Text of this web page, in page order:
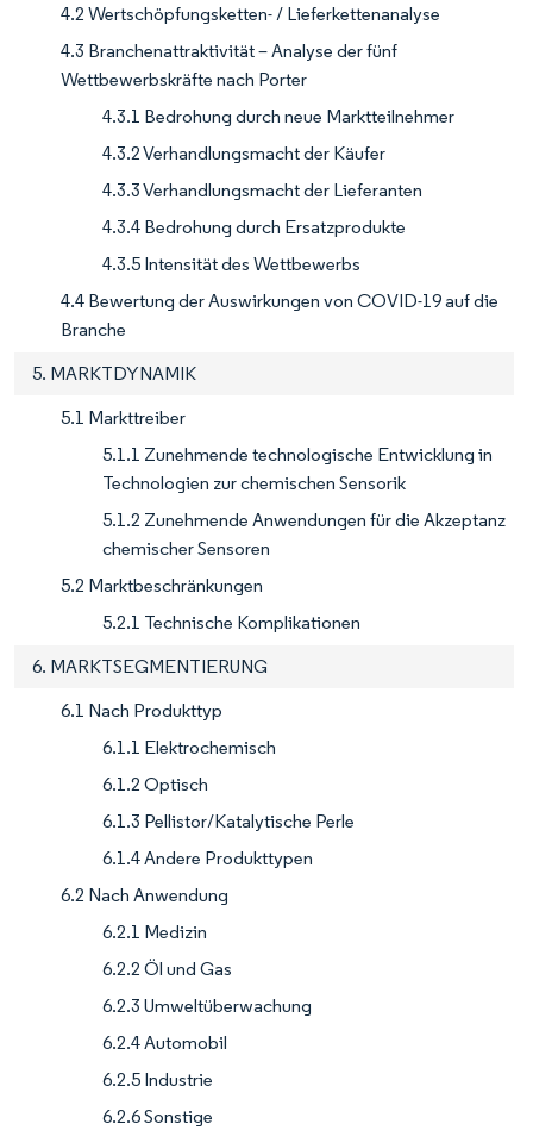
4.2 Wertschöpfungsketten- / Lieferkettenanalyse
4.3 Branchenattraktivität – Analyse der fünf
Wettbewerbskräfte nach Porter
4.3.1 Bedrohung durch neue Marktteilnehmer
4.3.2 Verhandlungsmacht der Käufer
4.3.3 Verhandlungsmacht der Lieferanten
4.3.4 Bedrohung durch Ersatzprodukte
4.3.5 Intensität des Wettbewerbs
4.4 Bewertung der Auswirkungen von COVID-19 auf die
Branche
5. MARKTDYNAMIK
5.1 Markttreiber
5.1.1 Zunehmende technologische Entwicklung in
Technologien zur chemischen Sensorik
5.1.2 Zunehmende Anwendungen für die Akzeptanz
chemischer Sensoren
5.2 Marktbeschränkungen
5.2.1 Technische Komplikationen
6. MARKTSEGMENTIERUNG
6.1 Nach Produkttyp
6.1.1 Elektrochemisch
6.1.2 Optisch
6.1.3 Pellistor/Katalytische Perle
6.1.4 Andere Produkttypen
6.2 Nach Anwendung
6.2.1 Medizin
6.2.2 Öl und Gas
6.2.3 Umweltüberwachung
6.2.4 Automobil
6.2.5 Industrie
6.2.6 Sonstige